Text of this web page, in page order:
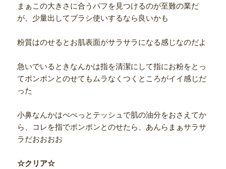
まぁこの大きさに合うパフを見つけるのが至難の業だ
が、少量出してブラシ使いするなら良いかも
粉質はのせるとお肌表面がサラサラになる感じなのだよ
急いでいるときなんかは指を清潔にして指にお粉をとっ
てポンポンとのせてもムラなくつくところがイイ感じだ
った
小鼻なんかはぺぺっとテッシュで肌の油分をおさえてか
ら、コレを指でポンポンとのせたら、あんらまぁサラサ
ラだおおおお
☆クリア☆